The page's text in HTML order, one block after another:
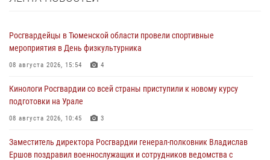
Росгвардейцы в Тюменской области провели спортивные
мероприятия в День физкультурника
08 августа 2026, 15:54 4
Кинологи Росгвардии со всей страны приступили к новому курсу
подготовки на Урале
08 августа 2026, 10:45 3
Заместитель директора Росгвардии генерал-полковник Владислав
Ершов поздравил военнослужащих и сотрудников ведомства с